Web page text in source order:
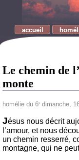
accueil
Le chemin de
monte
homélie du 6e dimanche,
Jésus nous décrit
l’amour, et nous
un chemin resserré,
montagne, qui ne